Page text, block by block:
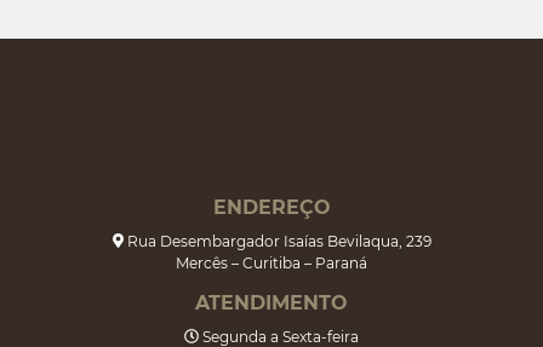
ENDEREÇO
Rua Desembargador Isaías Bevilaqua, 239
Mercês – Curitiba – Paraná
ATENDIMENTO
Segunda a Sexta-feira